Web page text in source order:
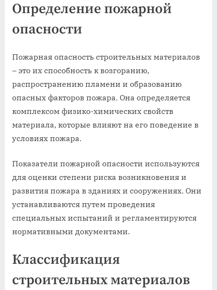
Определение пожарной
опасности
Пожарная опасность строительных материалов
– это их способность к возгоранию,
распространению пламени и образованию
опасных факторов пожара. Она определяется
комплексом физико-химических свойств
материала, которые влияют на его поведение в
условиях пожара.
Показатели пожарной опасности используются
для оценки степени риска возникновения и
развития пожара в зданиях и сооружениях. Они
устанавливаются путем проведения
специальных испытаний и регламентируются
нормативными документами.
Классификация
строительных материалов